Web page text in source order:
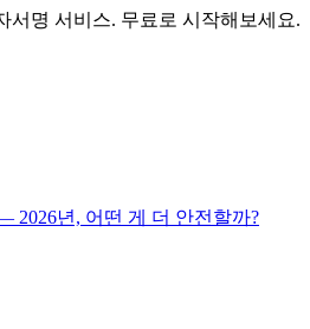
서명 서비스. 무료로 시작해보세요.
2026년, 어떤 게 더 안전할까?